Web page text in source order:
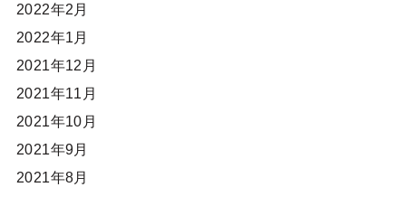
2022年2月
2022年1月
2021年12月
2021年11月
2021年10月
2021年9月
2021年8月